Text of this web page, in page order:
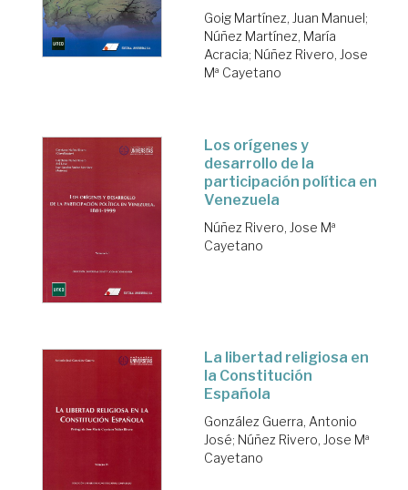
Goig Martínez, Juan Manuel;
Núñez Martínez, María
Acracia; Núñez Rivero, Jose
Mª Cayetano
Los orígenes y
desarrollo de la
participación política en
Venezuela
Núñez Rivero, Jose Mª
Cayetano
La libertad religiosa en
la Constitución
Española
González Guerra, Antonio
José; Núñez Rivero, Jose Mª
Cayetano